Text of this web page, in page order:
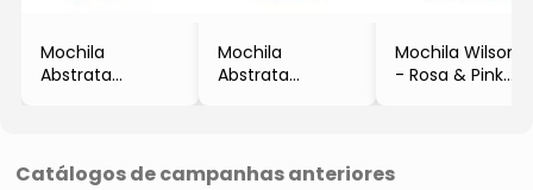
Mochila
Abstrata
Mochila
Abstrata
- Wilson
Mochila Wilson®
- Rosa & Pink
Catálogos de campanhas anteriores